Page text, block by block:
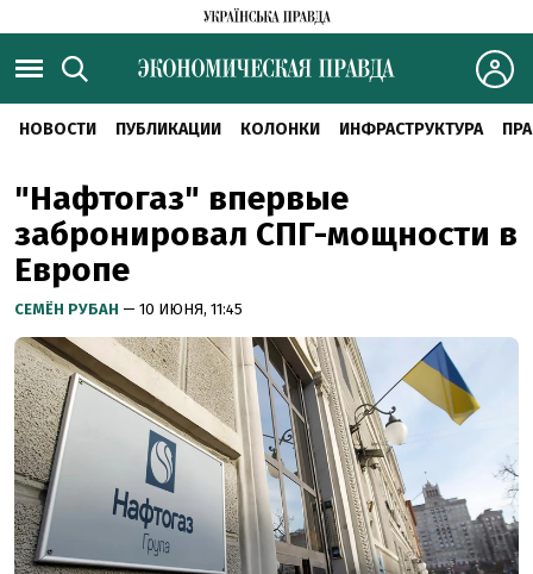
НОВОСТИ ПУБЛИКАЦИИ КОЛОНКИ ИНФРАСТРУКТУРА
"Нафтогаз" впервые
забронировал СПГ-мощности в
Европе
СЕМЁН РУБАН — 10 ИЮНЯ, 11:45